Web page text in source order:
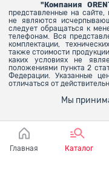
" Компания
представленные на
не являются
следует обращаться к
телефонам. Вся
комплектации,
также стоимости
каких условиях не
положениями пункта 2
Федерации. Указанные
отличаться от
Мы
Главная Каталог